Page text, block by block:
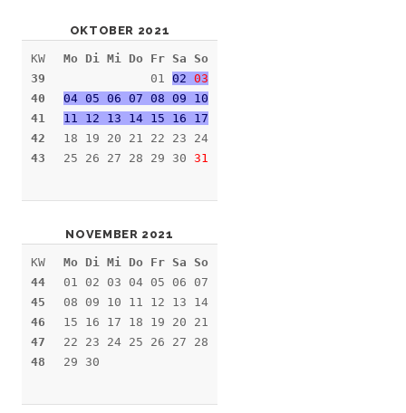
OKTOBER 2021
KW
39
40
41
42
43
Mo Di Mi Do Fr Sa So
01 02 03
04 05 06 07 08 09 10
11 12 13 14 15 16 17
18 19 20 21 22 23 24
25 26 27 28 29 30 31
NOVEMBER 2021
KW
44
45
46
47
48
Mo Di Mi Do Fr Sa So
01 02 03 04 05 06 07
08 09 10 11 12 13 14
15 16 17 18 19 20 21
22 23 24 25 26 27 28
29 30